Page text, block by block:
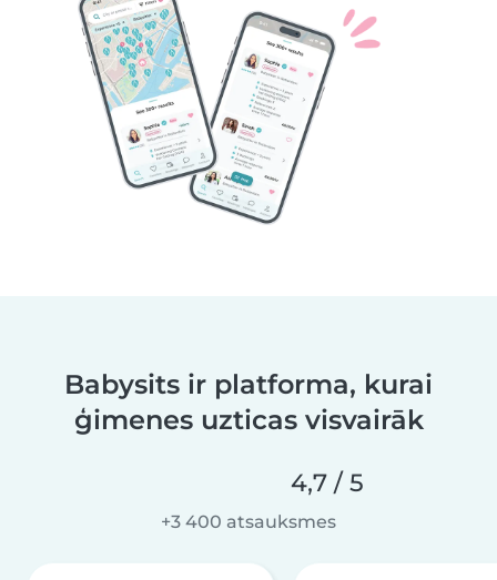
Babysits ir platforma, kurai
ģimenes uzticas visvairāk
4,7 / 5
+3 400 atsauksmes